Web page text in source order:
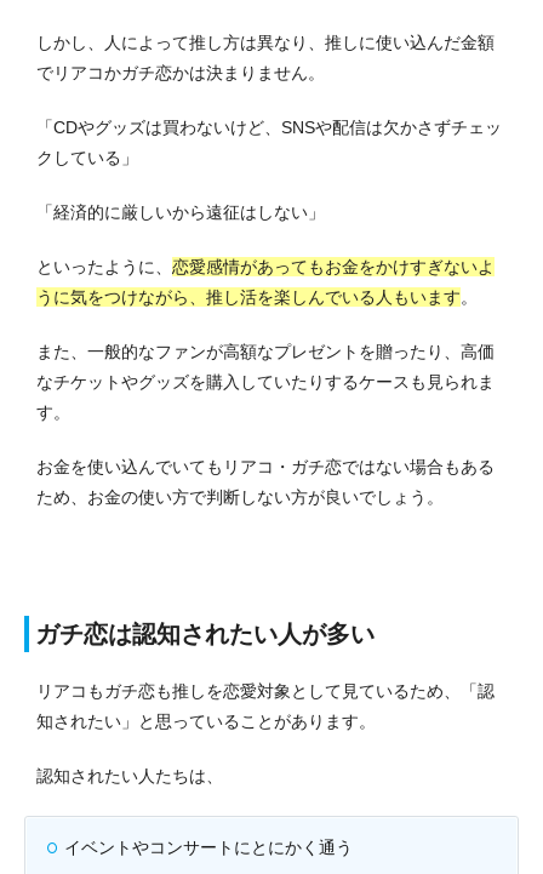
しかし、人によって推し方は異なり、推しに使い込んだ金額
でリアコかガチ恋かは決まりません。
「CDやグッズは買わないけど、SNSや配信は欠かさずチェッ
クしている」
「経済的に厳しいから遠征はしない」
といったように、 恋愛感情があってもお金をかけすぎないよ
うに気をつけながら、推し活を楽しんでいる人もいます。
また、一般的なファンが高額なプレゼントを贈ったり、高価
なチケットやグッズを購入していたりするケースも見られま
す。
お金を使い込んでいてもリアコ・ガチ恋ではない場合もある
ため、お金の使い方で判断しない方が良いでしょう。
ガチ恋は認知されたい人が多い
リアコもガチ恋も推しを恋愛対象として見ているため、「認
知されたい」と思っていることがあります。
認知されたい人たちは、
イベントやコンサートにとにかく通う